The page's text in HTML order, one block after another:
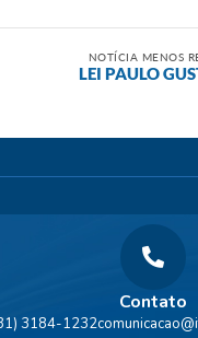
NOTÍCIA MENOS
LEI PAULO
Contato
3184-1232